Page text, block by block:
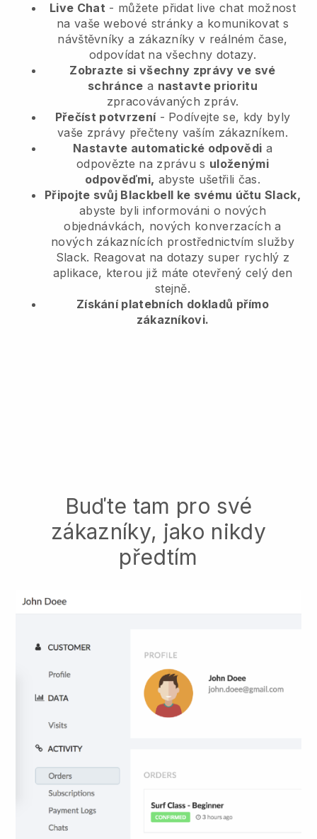
Live Chat - můžete přidat live chat možnost
na vaše webové stránky a komunikovat s
návštěvníky a zákazníky v reálném čase,
odpovídat na všechny dotazy.
Zobrazte si všechny zprávy ve své
schránce a nastavte prioritu
zpracovávaných zpráv.
Přečíst potvrzení- Podívejte se, kdy byly
vaše zprávy přečteny vaším zákazníkem.
Nastavte automatické odpovědi a
odpovězte na zprávu s uloženými
odpověďmi, abyste ušetřili čas.
Připojte svůj Blackbell ke svému účtu Slack,
abyste byli informováni o nových
objednávkách, nových konverzacích a
nových zákaznících prostřednictvím služby
Slack. Reagovat na dotazy super rychlý z
aplikace, kterou již máte otevřený celý den
stejně.
Získání platebních dokladů přímo
zákazníkovi.
Buďte tam pro své
zákazníky, jako nikdy
předtím